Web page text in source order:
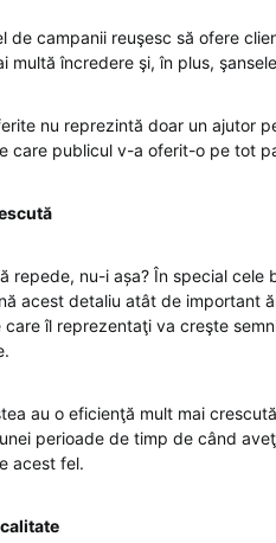
de campanii reuşesc să ofere
multă încredere şi, în plus,
nu reprezintă doar un ajutor
care publicul v-a oferit-o pe tot
repede, nu-i așa? În special
acest detaliu atât de important
care îl reprezentaţi va creşte
au o eficienţă mult mai
perioade de timp de când
acest fel.